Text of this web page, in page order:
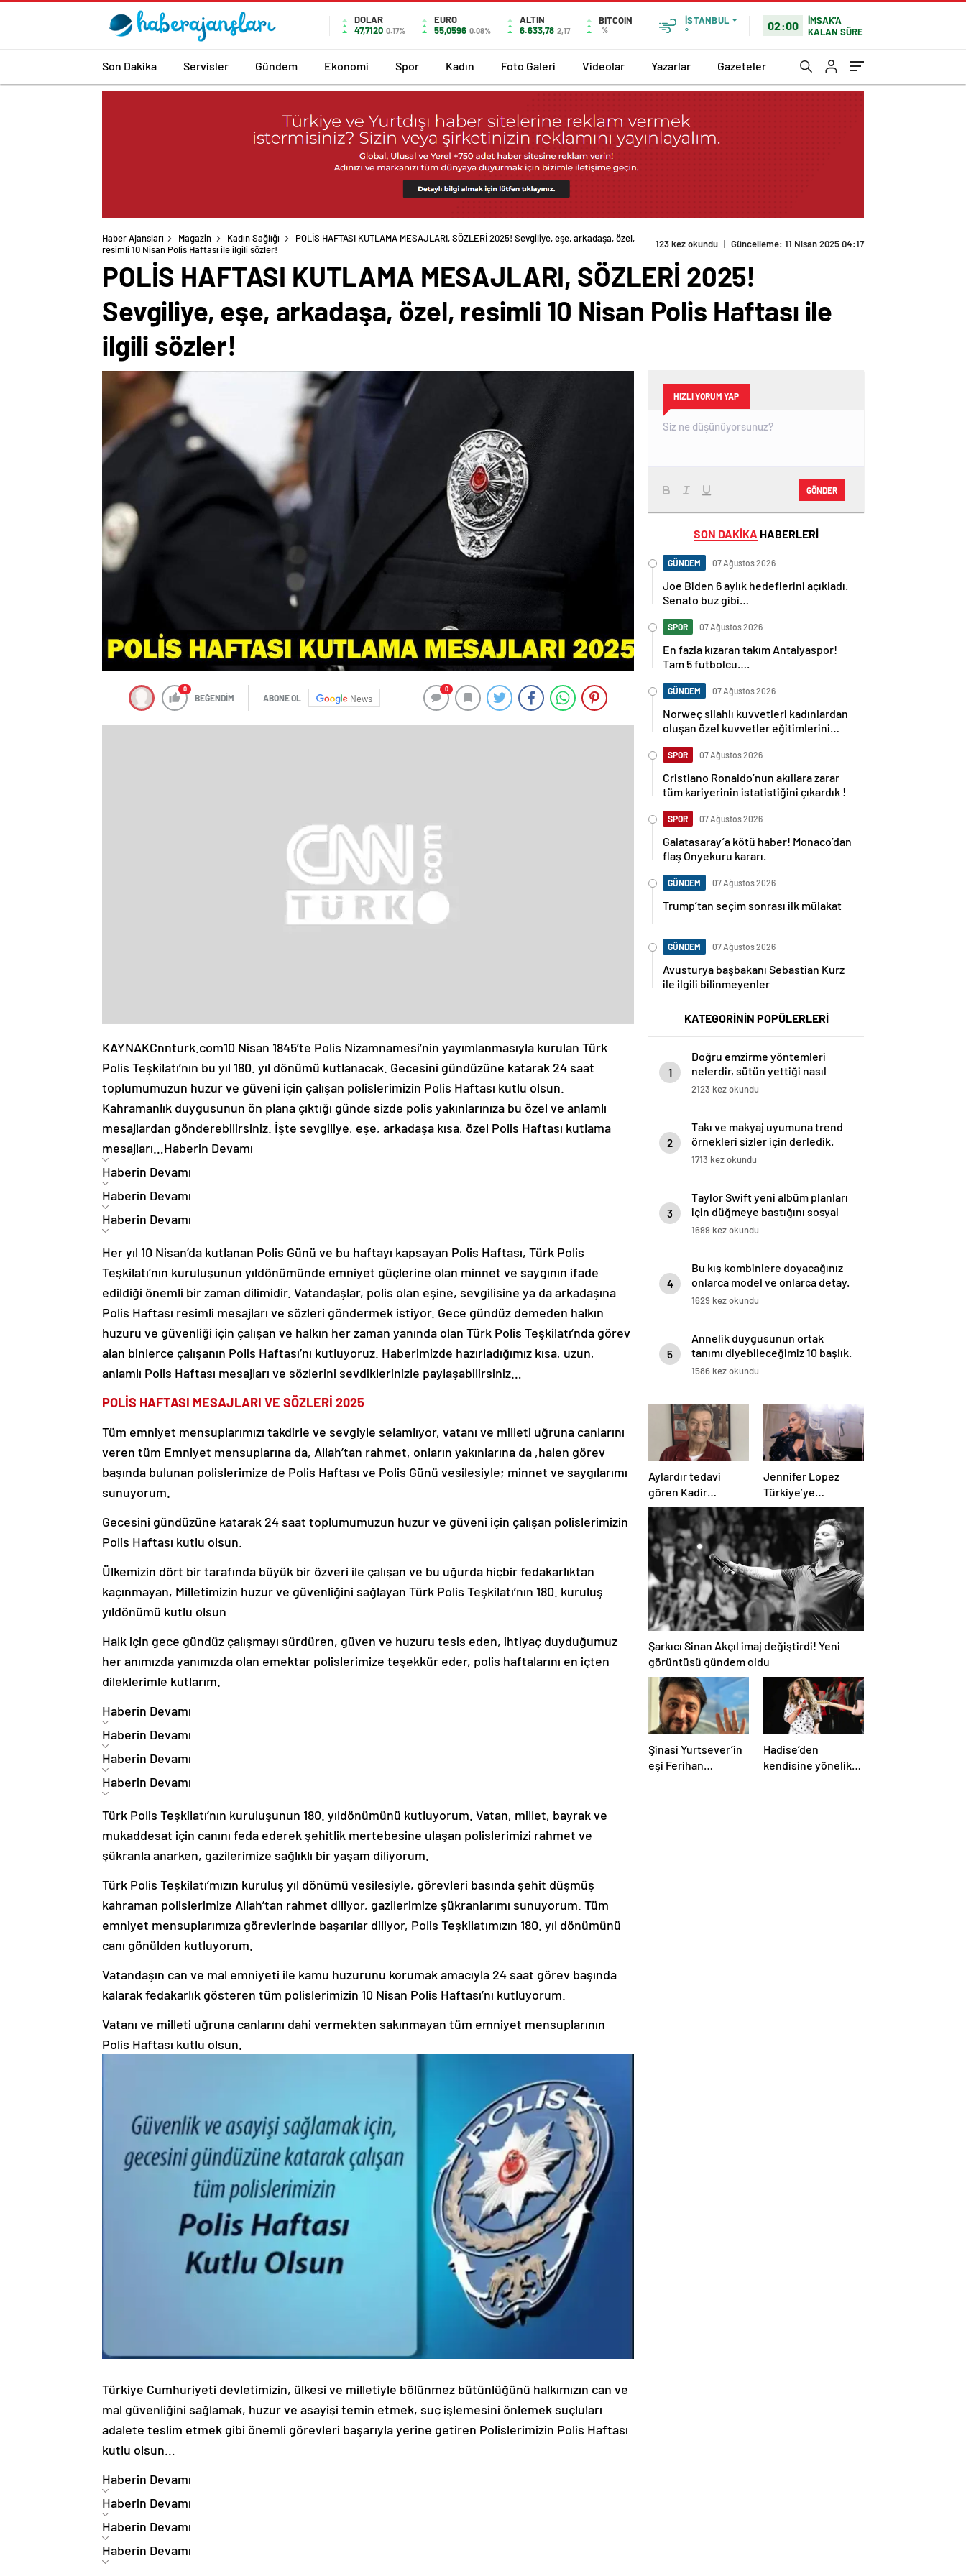
DOLAR
47,7120 0.17%
EURO
55,0596 0.08%
ALTIN
6.633,78 2,17
BITCOIN
%
İSTANBUL
°
02:00
İMSAK'A
KALAN SÜRE
Son Dakika Servisler Gündem Ekonomi Spor Kadın Foto Galeri Videolar Yazarlar Gazeteler
Haber Ajansları Magazin Kadın Sağlığı
POLİS HAFTASI KUTLAMA MESAJLARI, SÖZLERİ 2025! Sevgiliye, eşe, arkadaşa, özel,
resimli 10 Nisan Polis Haftası ile ilgili sözler!
123 kez okundu | Güncelleme: 11 Nisan 2025 04:17
POLİS HAFTASI KUTLAMA MESAJLARI, SÖZLERİ 2025!
Sevgiliye, eşe, arkadaşa, özel, resimli 10 Nisan Polis Haftası ile
ilgili sözler!
0
BEĞENDİM ABONE OL News
0
KAYNAKCnnturk.com10 Nisan 1845’te Polis Nizamnamesi’nin yayımlanmasıyla kurulan Türk
Polis Teşkilatı’nın bu yıl 180. yıl dönümü kutlanacak. Gecesini gündüzüne katarak 24 saat
toplumumuzun huzur ve güveni için çalışan polislerimizin Polis Haftası kutlu olsun.
Kahramanlık duygusunun ön plana çıktığı günde sizde polis yakınlarınıza bu özel ve anlamlı
mesajlardan gönderebilirsiniz. İşte sevgiliye, eşe, arkadaşa kısa, özel Polis Haftası kutlama
mesajları… Haberin Devamı
Haberin Devamı
Haberin Devamı
Haberin Devamı
Her yıl 10 Nisan’da kutlanan Polis Günü ve bu haftayı kapsayan Polis Haftası, Türk Polis
Teşkilatı’nın kuruluşunun yıldönümünde emniyet güçlerine olan minnet ve saygının ifade
edildiği önemli bir zaman dilimidir. Vatandaşlar, polis olan eşine, sevgilisine ya da arkadaşına
Polis Haftası resimli mesajları ve sözleri göndermek istiyor. Gece gündüz demeden halkın
huzuru ve güvenliği için çalışan ve halkın her zaman yanında olan Türk Polis Teşkilatı’nda görev
alan binlerce çalışanın Polis Haftası’nı kutluyoruz. Haberimizde hazırladığımız kısa, uzun,
anlamlı Polis Haftası mesajları ve sözlerini sevdiklerinizle paylaşabilirsiniz…
POLİS HAFTASI MESAJLARI VE SÖZLERİ 2025
Tüm emniyet mensuplarımızı takdirle ve sevgiyle selamlıyor, vatanı ve milleti uğruna canlarını
veren tüm Emniyet mensuplarına da, Allah’tan rahmet, onların yakınlarına da ,halen görev
başında bulunan polislerimize de Polis Haftası ve Polis Günü vesilesiyle; minnet ve saygılarımı
sunuyorum.
Gecesini gündüzüne katarak 24 saat toplumumuzun huzur ve güveni için çalışan polislerimizin
Polis Haftası kutlu olsun.
Ülkemizin dört bir tarafında büyük bir özveri ile çalışan ve bu uğurda hiçbir fedakarlıktan
kaçınmayan, Milletimizin huzur ve güvenliğini sağlayan Türk Polis Teşkilatı’nın 180. kuruluş
yıldönümü kutlu olsun
Halk için gece gündüz çalışmayı sürdüren, güven ve huzuru tesis eden, ihtiyaç duyduğumuz
her anımızda yanımızda olan emektar polislerimize teşekkür eder, polis haftalarını en içten
dileklerimle kutlarım.
Haberin Devamı
Haberin Devamı
Haberin Devamı
Haberin Devamı
Türk Polis Teşkilatı’nın kuruluşunun 180. yıldönümünü kutluyorum. Vatan, millet, bayrak ve
mukaddesat için canını feda ederek şehitlik mertebesine ulaşan polislerimizi rahmet ve
şükranla anarken, gazilerimize sağlıklı bir yaşam diliyorum.
Türk Polis Teşkilatı’mızın kuruluş yıl dönümü vesilesiyle, görevleri basında şehit düşmüş
kahraman polislerimize Allah’tan rahmet diliyor, gazilerimize şükranlarımı sunuyorum. Tüm
emniyet mensuplarımıza görevlerinde başarılar diliyor, Polis Teşkilatımızın 180. yıl dönümünü
canı gönülden kutluyorum.
Vatandaşın can ve mal emniyeti ile kamu huzurunu korumak amacıyla 24 saat görev başında
kalarak fedakarlık gösteren tüm polislerimizin 10 Nisan Polis Haftası’nı kutluyorum.
Vatanı ve milleti uğruna canlarını dahi vermekten sakınmayan tüm emniyet mensuplarının
Polis Haftası kutlu olsun.
Türkiye Cumhuriyeti devletimizin, ülkesi ve milletiyle bölünmez bütünlüğünü halkımızın can ve
mal güvenliğini sağlamak, huzur ve asayişi temin etmek, suç işlemesini önlemek suçluları
adalete teslim etmek gibi önemli görevleri başarıyla yerine getiren Polislerimizin Polis Haftası
kutlu olsun…
Haberin Devamı
Haberin Devamı
Haberin Devamı
Haberin Devamı
HIZLI YORUM YAP
GÖNDER
SON DAKİKA HABERLERİ
GÜNDEM 07 Ağustos 2026
Joe Biden 6 aylık hedeflerini açıkladı.
Senato buz gibi…
SPOR 07 Ağustos 2026
En fazla kızaran takım Antalyaspor!
Tam 5 futbolcu….
GÜNDEM 07 Ağustos 2026
Norweç silahlı kuvvetleri kadınlardan
oluşan özel kuvvetler eğitimlerini
SPOR 07 Ağustos 2026
Cristiano Ronaldo’nun akıllara zarar
tüm kariyerinin istatistiğini çıkardık !
SPOR 07 Ağustos 2026
Galatasaray’a kötü haber! Monaco’dan
flaş Onyekuru kararı.
GÜNDEM 07 Ağustos 2026
Trump’tan seçim sonrası ilk mülakat
GÜNDEM 07 Ağustos 2026
Avusturya başbakanı Sebastian Kurz
ile ilgili bilinmeyenler
KATEGORİNİN POPÜLERLERİ
1
Doğru emzirme yöntemleri
nelerdir, sütün yettiği nasıl
anlaşılır?
2123 kez okundu
2
Takı ve makyaj uyumuna trend
örnekleri sizler için derledik.
1713 kez okundu
3
Taylor Swift yeni albüm planları
için düğmeye bastığını sosyal
medyadan duyurdu!
1699 kez okundu
4
Bu kış kombinlere doyacağınız
onlarca model ve onlarca detay.
1629 kez okundu
5
Annelik duygusunun ortak
tanımı diyebileceğimiz 10 başlık.
1586 kez okundu
Aylardır tedavi
gören Kadir
İnanır’ın son hali
ortaya çıktı
Jennifer Lopez
Türkiye’ye
gelmeden konser
biletlerine zam
geldi
Şarkıcı Sinan Akçıl imaj değiştirdi! Yeni
görüntüsü gündem oldu
Şinasi Yurtsever’in
eşi Ferihan
Hadise’den
kendisine yönelik